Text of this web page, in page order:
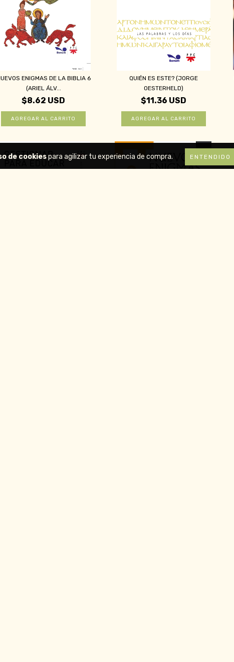
de cookiespara agilizar tu experiencia de compra. ENTENDIDO
ENIGMAS DE LA BIBLIA 6
(ARIEL ÁLV...
$8.62 USD
QUIÉN ES ESTE? (JORGE
OESTERHELD)
$11.36 USD